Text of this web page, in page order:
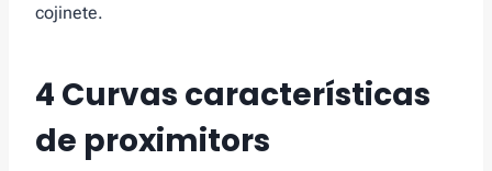
cojinete.
4 Curvas características
de proximitors